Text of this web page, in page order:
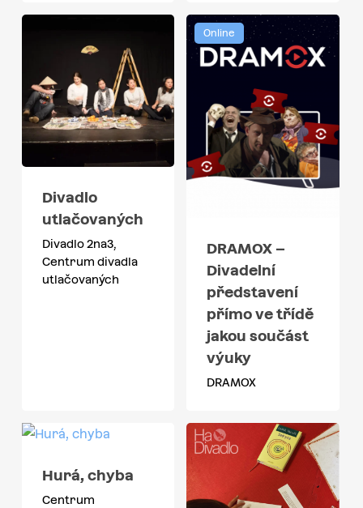
Divadlo
utlačovaných
Divadlo 2na3,
Centrum divadla
utlačovaných
Online
DRAMOX –
Divadelní
představení
přímo ve třídě
jakou součást
výuky
DRAMOX
Hurá, chyba
Centrum